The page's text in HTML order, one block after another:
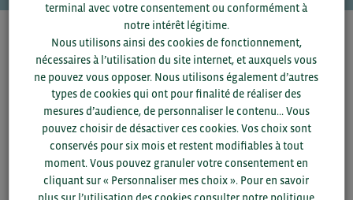
Pour voir les contacts, merci de renseigner votre
département et votre secteurou connectez-vous.
SAUVEGARDER
terminal avec votre consentement ou conformément à
notre intérêt légitime.
Nous utilisons ainsi des cookies de fonctionnement,
nécessaires à l’utilisation du site internet, et auxquels vous
ne pouvez vous opposer. Nous utilisons également d’autres
types de cookies qui ont pour finalité de réaliser des
mesures d’audience, de personnaliser le contenu... Vous
pouvez choisir de désactiver ces cookies. Vos choix sont
conservés pour six mois et restent modifiables à tout
moment. Vous pouvez granuler votre consentement en
cliquant sur « Personnaliser mes choix ». Pour en savoir
plus sur l’utilisation des cookies consulter notre politique